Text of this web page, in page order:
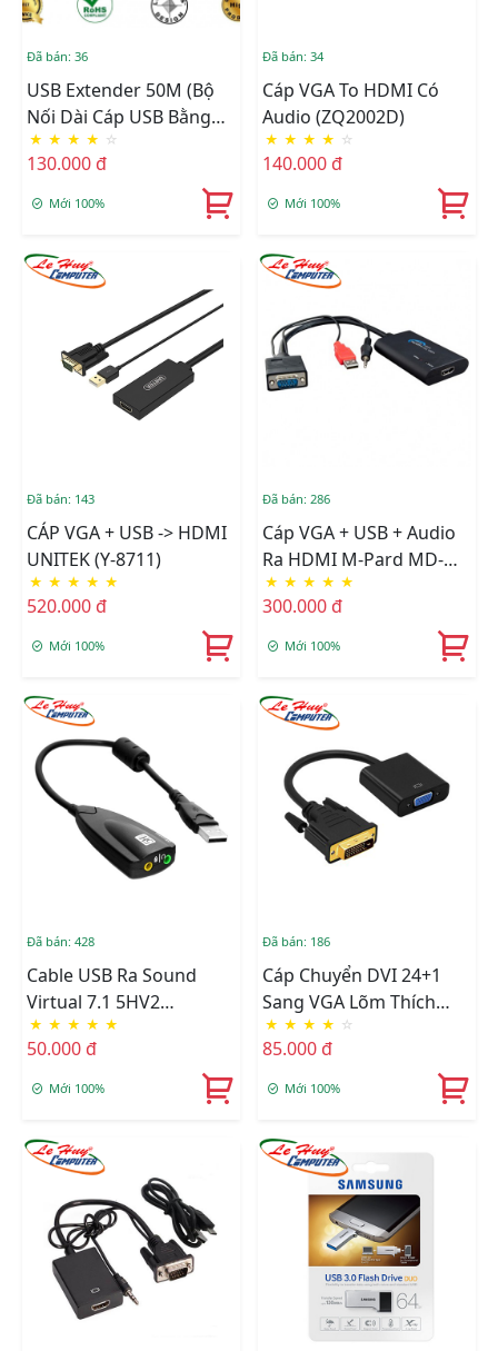
Đã bán: 36
USB Extender 50M (Bộ
Nối Dài Cáp USB Bằng
Dây LAN)
★ ★ ★ ★ ☆
130.000 đ
Mới 100%
Đã bán: 34
Cáp VGA To HDMI Có
Audio (ZQ2002D)
★ ★ ★ ★ ☆
140.000 đ
Mới 100%
Đã bán: 143
CÁP VGA + USB -> HDMI
UNITEK (Y-8711)
★ ★ ★ ★ ★
520.000 đ
Mới 100%
Đã bán: 286
Cáp VGA + USB + Audio
Ra HDMI M-Pard MD-
008
★ ★ ★ ★ ★
300.000 đ
Mới 100%
Đã bán: 428
Cable USB Ra Sound
Virtual 7.1 5HV2
Surround Sound Cho
Máy Tính
★ ★ ★ ★ ★
50.000 đ
Mới 100%
Đã bán: 186
Cáp Chuyển DVI 24+1
Sang VGA Lõm Thích
Hợp Với Mọi Thiết Bị
★ ★ ★ ★ ☆
85.000 đ
Mới 100%